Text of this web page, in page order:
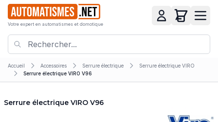
Votre expert en automatismes et domotique
Accueil Accessoires Serrure électrique
Serrure électrique VIRO
Serrure électrique VIRO V96
Serrure électrique VIRO V96